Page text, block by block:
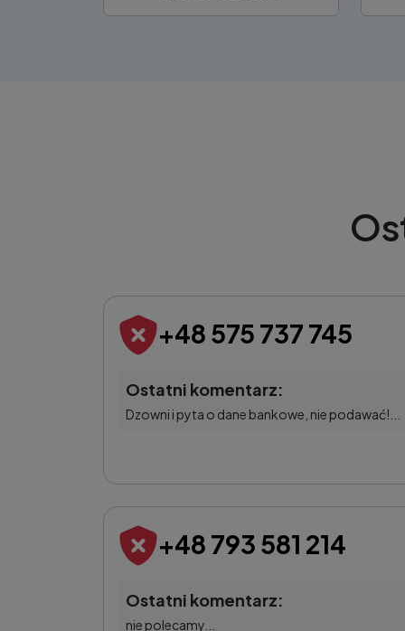
+48 575 737 745
Ostatni komentarz:
Dzowni i pyta o dane bankowe, nie podawać!...
+48 793 581 214
Ostatni komentarz:
nie polecamy...